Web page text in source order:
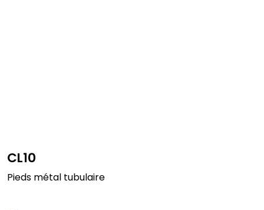
CL10
Pieds métal tubulaire